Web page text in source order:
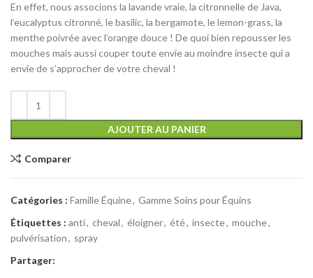
En effet, nous associons la lavande vraie, la citronnelle de Java,
l’eucalyptus citronné, le basilic, la bergamote, le lemon-grass, la
menthe poivrée avec l’orange douce ! De quoi bien repousser les
mouches mais aussi couper toute envie au moindre insecte qui a
envie de s’approcher de votre cheval !
AJOUTER AU PANIER
Comparer
Catégories : Famille Équine, Gamme Soins pour Équins
Étiquettes : anti, cheval, éloigner, été, insecte, mouche,
pulvérisation, spray
Partager: